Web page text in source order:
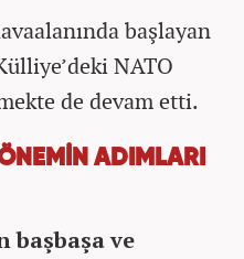
başlayan
NATO
de devam etti.
ADIMLARI
başbaşa ve